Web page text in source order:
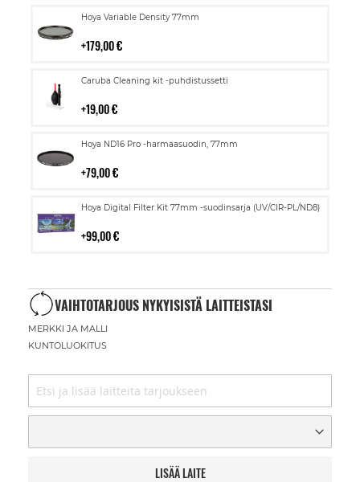
Hoya Variable Density 77mm
179,00 €
Lisää
Caruba Cleaning kit -puhdistussetti
19,00 €
Lisää
Hoya ND16 Pro -harmaasuodin, 77mm
79,00 €
Lisää
Hoya Digital Filter Kit 77mm -suodinsarja (UV/CIR-PL/ND8)
99,00 €
Lisää
VAIHTOTARJOUS NYKYISISTÄ LAITTEISTASI
MERKKI JA MALLI
KUNTOLUOKITUS
LISÄÄ LAITE